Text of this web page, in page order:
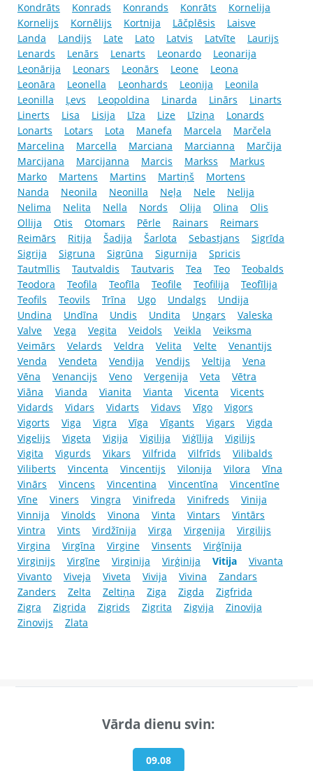
Kondrāts
Konrads Konrands Konrāts
Kornelija
Kornelijs
Kornēlijs Kortnija Lāčplēsis
Laisve
Landa
Landijs Late Lato Latvis Latvīte
Laurijs
Lenards
Lenārs Lenarts Leonardo
Leonarija
Leonārija
Leonars Leonārs Leone
Leona
Leonāra
Leonella Leonhards Leonija
Leonila
Leonilla
Ļevs Leopoldina Linarda Linārs
Linarts
Linerts
Lisa Lisija Līza Lize Līziņa
Lonards
Lonarts
Lotars Lota Manefa Marcela
Marčela
Marcelina
Marcella Marciana Marcianna
Marčija
Marcijana
Marcijanna Marcis Markss
Markus
Marko
Martens Martins Martiņš
Mortens
Nanda
Neonila Neonilla Neļa Nele
Nelija
Nelima
Nelita Nella Nords Olija Olina
Olis
Ollija
Otis Otomars Pērle Rainars
Reimars
Reimārs
Ritija Šadija Šarlota Sebastjans
Sigrīda
Sigrija
Sigruna Sigrūna Sigurnija
Spricis
Tautmīlis
Tautvaldis Tautvaris Tea Teo
Teobalds
Teodora
Teofila Teofīla Teofile Teofilija
Teofīlija
Teofils
Teovils Trīna Ugo Undalgs
Undija
Undina
Undīna Undis Undita Ungars
Valeska
Valve
Vega Vegita Veidols Veikla
Veiksma
Veimārs
Velards Veldra Velita Velte
Venantijs
Venda
Vendeta Vendija Vendijs Veltija
Vena
Vēna
Venancijs Veno Vergenija Veta
Vētra
Viāna
Vianda Vianita Vianta Vicenta
Vicents
Vidards
Vidars Vidarts Vidavs Vīgo
Vigors
Vigorts
Viga Vigra Vīga Vīgants Vigars
Vigda
Vigelijs
Vigeta Vigija Vigilija Viģīlija
Vigilijs
Vigita
Vigurds Vikars Vilfrida Vilfrīds
Vilibalds
Viliberts
Vincenta Vincentijs Vilonija Vilora
Vīna
Vinārs
Vincens Vincentina Vincentīna
Vincentīne
Vīne
Viners Vingra Vinifreda Vinifreds
Vinija
Vinnija
Vinolds Vinona Vinta Vintars
Vintārs
Vintra
Vints Virdžīnija Virga Virgenija
Virgilijs
Virgina
Virgīna Virgine Vinsents
Virģīnija
Virginijs
Virgīne Virginija Virģinija Vitija
Vivanta
Vivanto
Viveja Viveta Vivija Vivina
Zandars
Zanders
Zelta Zeltiņa Ziga Zigda
Zigfrida
Zigra
Zigrida Zigrids Zigrita Zigvija
Zinovija
Zinovijs
Zlata
Vārda dienu svin:
09.08